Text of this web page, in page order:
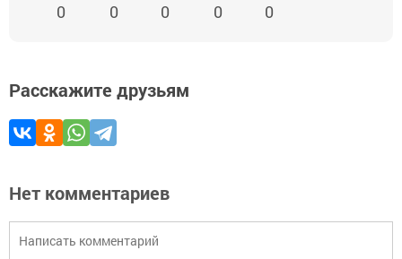
0 0 0 0 0
Расскажите друзьям
Нет комментариев